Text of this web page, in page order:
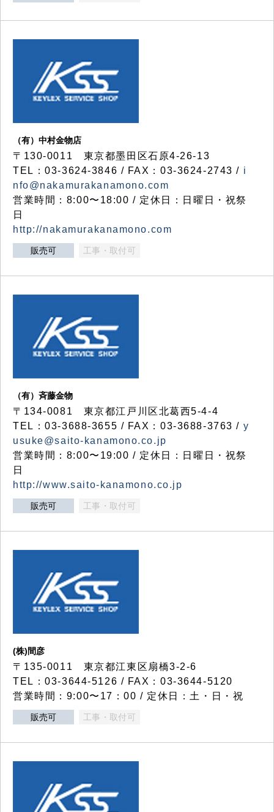
（有）中村金物店
〒130-0011 東京都墨田区石原4-26-13
TEL：03-3624-3846 / FAX：03-3624-2743 / i
nfo@nakamurakanamono.com
営業時間：8:00〜18:00 / 定休日：日曜日・祝祭
日
http://nakamurakanamono.com
販売可 工事・取付可
（有）斉藤金物
〒134-0081 東京都江戸川区北葛西5-4-4
TEL：03-3688-3655 / FAX：03-3688-3763 / y
usuke@saito-kanamono.co.jp
営業時間：8:00〜19:00 / 定休日：日曜日・祝祭
日
http://www.saito-kanamono.co.jp
販売可 工事・取付可
(株)間彦
〒135-0011 東京都江東区扇橋3-2-6
TEL：03-3644-5126 / FAX：03-3644-5120
営業時間：9:00〜17：00 / 定休日：土・日・祝
販売可 工事・取付可